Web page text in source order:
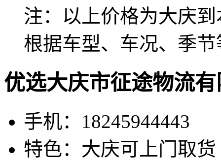
注：以上价格为大庆
根据车型、车况、季
优选大庆市征途物流
手机：18245944443
特色：大庆可上门取货